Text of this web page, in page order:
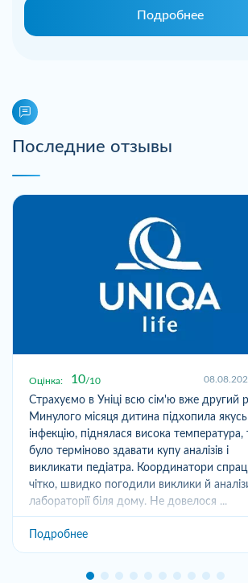
Подробнее
Последние отзывы
Оцінка: 10 10
Страхуємо в Уніці всю сім'ю вже другий
Минулого місяця дитина підхопила якусь
інфекцію, піднялася висока температура,
було терміново здавати купу аналізів і
викликати педіатра. Координатори
чітко, швидко погодили виклики й
лабораторії біля дому. Не довелося ...
Подробнее